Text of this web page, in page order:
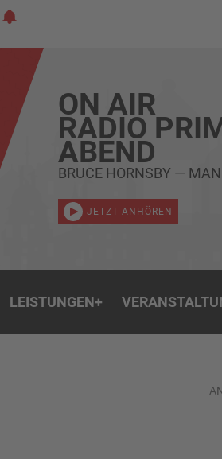
ON AIR
RADIO
ABEND
BRUCE HORNSBY —
JETZT ANHÖREN
LEISTUNGEN+